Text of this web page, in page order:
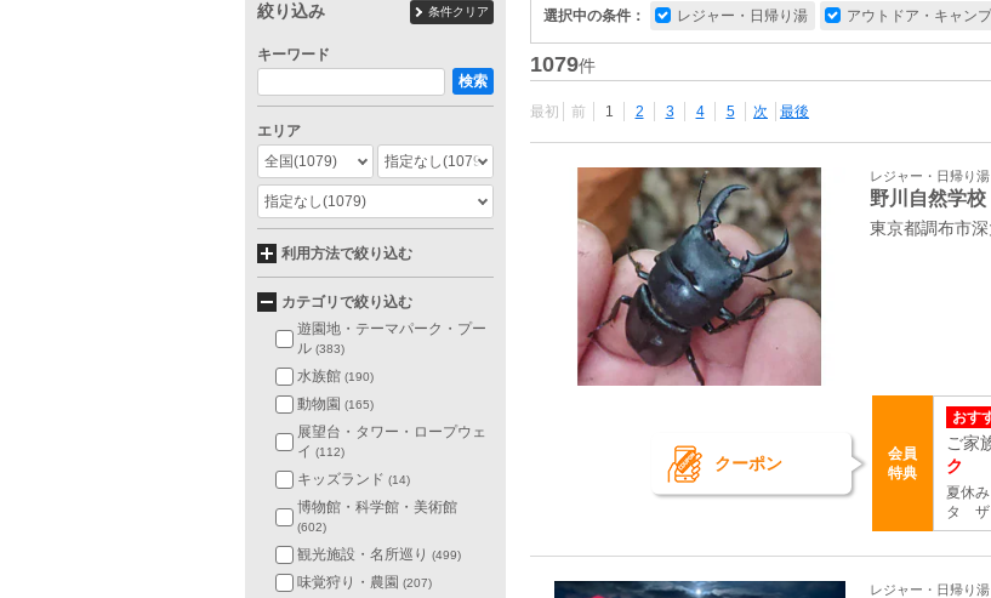
選択中の条件： レジャー・日帰り湯 アウトドア・キャン
1079件
最初 前 1 2 3 4 5 次 最後
レジャー・日帰り
野川自然学
東京都調布市
クーポン
会員
特典
おす
ご家
ク
夏休
タ ザ
レジャー・日帰り
絞り込み 条件クリア
キーワード
検索
エリア
全国(1079) 指定なし(1079)
指定なし(1079)
利用方法で絞り込む
カテゴリで絞り込む
遊園地・テーマパーク・プー
ル (383)
水族館 (190)
動物園 (165)
展望台・タワー・ロープウェ
イ (112)
キッズランド (14)
博物館・科学館・美術館
(602)
観光施設・名所巡り (499)
味覚狩り・農園 (207)